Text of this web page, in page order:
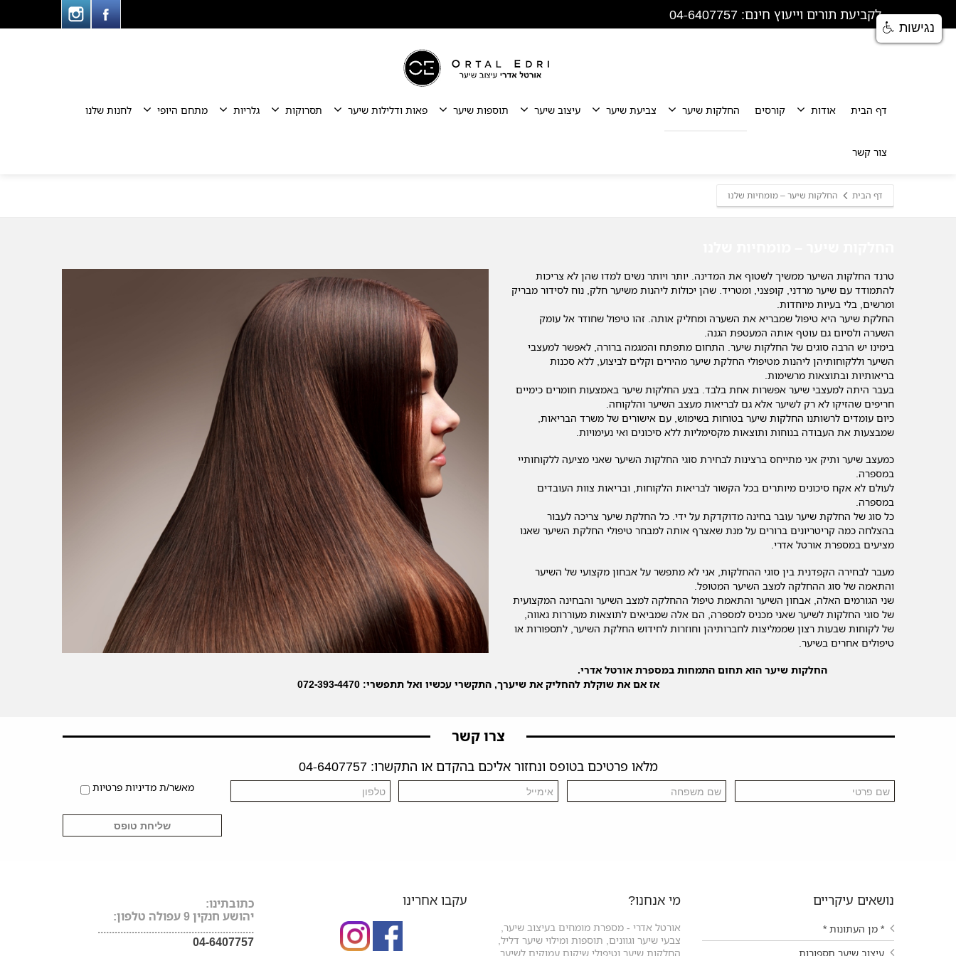
לקביעת תורים וייעוץ חינם: 04-6407757
דף הבית אודות קורסים החלקות שיער צביעת שיער עיצוב שיער תוספות שיער פאות ודלילות שיער תסרוקות גלריות מתחם היופי לחנות שלנו
צור קשר
החלקות שיער – מומחיות שלנו דף הבית
טרנד החלקות השיער ממשיך לשטוף את המדינה. יותר ויותר נשים למדו שהן לא צריכות
להתמודד עם שיער מרדני, קופצני, ומטריד. שהן יכולות ליהנות משיער חלק, נוח לסידור מבריק
ומרשים, בלי בעיות מיוחדות.
החלקת שיער היא טיפול שמבריא את השערה ומחליק אותה. זהו טיפול שחודר אל עומק
השערה ולסיום גם עוטף אותה המעטפת הגנה.
בימינו יש הרבה סוגים של החלקות שיער. התחום מתפתח והמגמה ברורה, לאפשר למעצבי
השיער וללקוחותיהן ליהנות מטיפולי החלקת שיער מהירים וקלים לביצוע, ללא סכנות
בריאותיות ובתוצאות מרשימות.
בעבר היתה למעצבי שיער אפשרות אחת בלבד. בצע החלקות שיער באמצעות חומרים כימיים
חריפים שהזיקו לא רק לשיער אלא גם לבריאות מעצב השיער והלקוחה.
כיום עומדים לרשותנו החלקות שיער בטוחות בשימוש, עם אישורים של משרד הבריאות,
שמבצעות את העבודה בנוחות ותוצאות מקסימליות ללא סיכונים ואי נעימויות.
כמעצב שיער ותיק אני מתייחס ברצינות לבחירת סוגי החלקות השיער שאני מציעה ללקוחותיי
במספרה.
לעולם לא אקח סיכונים מיותרים בכל הקשור לבריאות הלקוחות, ובריאות צוות העובדים
במספרה.
כל סוג של החלקת שיער עובר בחינה מדוקדקת על ידי. כל החלקת שיער צריכה לעבור
בהצלחה כמה קריטריונים ברורים על מנת שאצרף אותה למבחר טיפולי החלקת השיער שאנו
מציעים במספרת אורטל אדרי.
מעבר לבחירה הקפדנית בין סוגי ההחלקות, אני לא מתפשר על אבחון מקצועי של השיער
והתאמה של סוג ההחלקה למצב השיער המטופל.
שני הגורמים האלה, אבחון השיער והתאמת טיפול ההחלקה למצב השיער והבחינה המקצועית
של סוגי החלקות לשיער שאני מכניס למספרה, הם אלה שמביאים לתוצאות מעוררות גאווה,
של לקוחות שבעות רצון שממליצות לחברותיהן וחוזרות לחידוש החלקת השיער, לתספורות או
טיפולים אחרים בשיער.
החלקות שיער הוא תחום התמחות במספרת אורטל אדרי.
אז אם את שוקלת להחליק את שיערך, התקשרי עכשיו ואל תתפשרי: 072-393-4470
צרו קשר
מלאו פרטיכם בטופס ונחזור אליכם בהקדם או התקשרו: 04-6407757
מאשר/ת מדיניות פרטיות
כתובתינו:
יהושע חנקין 9 עפולה טלפון:
.......................................................
04-6407757
עקבו אחרינו מי אנחנו?
אורטל אדרי - מספרת מומחים בעיצוב שיער,
צבעי שיער וגוונים, תוספות ומילוי שיער דליל,
החלקות שיער וטיפולי שיקום עמוקים לשיער...
נושאים עיקריים
* מן העתונות *
עיצוב שיער תספורות
נגישות